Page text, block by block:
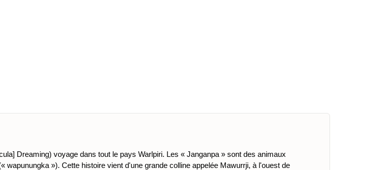
Dreaming) voyage dans tout le pays Warlpiri. Les « Janganpa » sont des animaux
»). Cette histoire vient d'une grande colline appelée Mawurrji, à l'ouest de